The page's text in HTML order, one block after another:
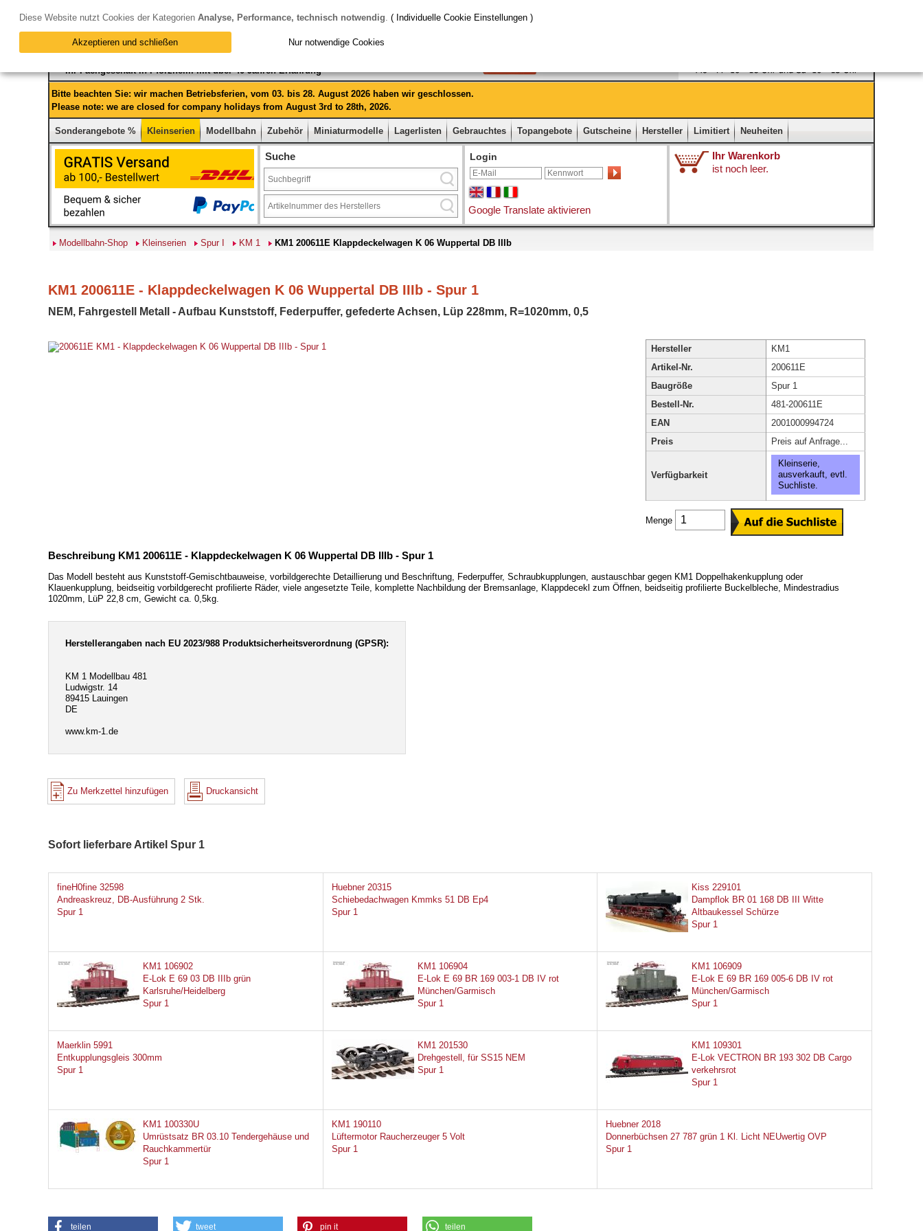
Ihr Fachgeschäft in Pforzheim mit über 40 Jahren Erfahrung
Bitte beachten Sie: wir machen Betriebsferien, vom 03. bis 28. August 2026 haben wir geschlossen.
Please note: we are closed for company holidays from August 3rd to 28th, 2026.
Sonderangebote % Kleinserien Modellbahn Zubehör Miniaturmodelle Lagerlisten Gebrauchtes Topangebote Gutscheine Hersteller Limitiert Neuheiten
Suche Login
Google Translate aktivieren
Ihr Warenkorb
ist noch leer.
Modellbahn-Shop Kleinserien Spur I KM 1 KM1 200611E Klappdeckelwagen K 06 Wuppertal DB IIIb
KM1 200611E - Klappdeckelwagen K 06 Wuppertal DB IIIb - Spur 1
NEM, Fahrgestell Metall - Aufbau Kunststoff, Federpuffer, gefederte Achsen, Lüp 228mm, R=1020mm, 0,5
Hersteller
KM1
Artikel-Nr.
200611E
Baugröße
Spur 1
Bestell-Nr.
481-200611E
EAN
2001000994724
Preis
Preis auf Anfrage...
Verfügbarkeit
Kleinserie,
ausverkauft, evtl.
Suchliste.
Menge
Beschreibung KM1 200611E - Klappdeckelwagen K 06 Wuppertal DB IIIb - Spur 1
Das Modell besteht aus Kunststoff-Gemischtbauweise, vorbildgerechte Detaillierung und Beschriftung, Federpuffer, Schraubkupplungen, austauschbar gegen KM1 Doppelhakenkupplung oder
Klauenkupplung, beidseitig vorbildgerecht profilierte Räder, viele angesetzte Teile, komplette Nachbildung der Bremsanlage, Klappdecekl zum Öffnen, beidseitig profilierte Buckelbleche, Mindestradius
1020mm, LüP 22,8 cm, Gewicht ca. 0,5kg.
Herstellerangaben nach EU 2023/988 Produktsicherheitsverordnung (GPSR):
KM 1 Modellbau 481
Ludwigstr. 14
89415 Lauingen
DE
www.km-1.de
Zu Merkzettel hinzufügen Druckansicht
Sofort lieferbare Artikel Spur 1
fineH0fine 32598
Andreaskreuz, DB-Ausführung 2 Stk.
Spur 1
Huebner 20315
Schiebedachwagen Kmmks 51 DB Ep4
Spur 1
Kiss 229101
Dampflok BR 01 168 DB III Witte
Altbaukessel Schürze
Spur 1
KM1 106902
E-Lok E 69 03 DB IIIb grün
Karlsruhe/Heidelberg
Spur 1
KM1 106904
E-Lok E 69 BR 169 003-1 DB IV rot
München/Garmisch
Spur 1
KM1 106909
E-Lok E 69 BR 169 005-6 DB IV rot
München/Garmisch
Spur 1
Maerklin 5991
Entkupplungsgleis 300mm
Spur 1
KM1 201530
Drehgestell, für SS15 NEM
Spur 1
KM1 109301
E-Lok VECTRON BR 193 302 DB Cargo
verkehrsrot
Spur 1
KM1 100330U
Umrüstsatz BR 03.10 Tendergehäuse und
Rauchkammertür
Spur 1
KM1 190110
Lüftermotor Raucherzeuger 5 Volt
Spur 1
Huebner 2018
Donnerbüchsen 27 787 grün 1 Kl. Licht NEUwertig OVP
Spur 1
teilen tweet pin it teilen
Diese Website nutzt Cookies der Kategorien Analyse, Performance, technisch notwendig. ( Individuelle Cookie Einstellungen )
Akzeptieren und schließen Nur notwendige Cookies